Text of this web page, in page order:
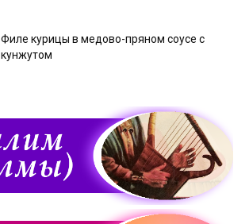
Филе курицы в медово-пряном соусе с
кунжутом